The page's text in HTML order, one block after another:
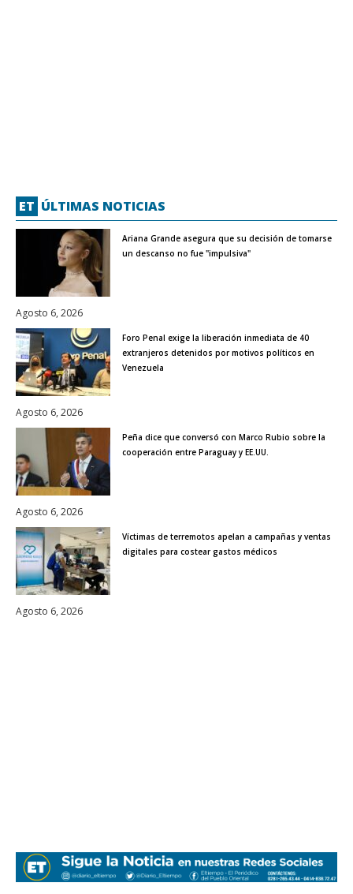
ET ÚLTIMAS NOTICIAS
Ariana Grande asegura que su decisión de tomarse
un descanso no fue "impulsiva"
Agosto 6, 2026
Foro Penal exige la liberación inmediata de 40
extranjeros detenidos por motivos políticos en
Venezuela
Agosto 6, 2026
Peña dice que conversó con Marco Rubio sobre la
cooperación entre Paraguay y EE.UU.
Agosto 6, 2026
Víctimas de terremotos apelan a campañas y ventas
digitales para costear gastos médicos
Agosto 6, 2026